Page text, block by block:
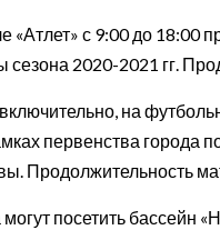
«Атлет» с 9:00 до
2020-2021 гг.
на
первенства города
Продолжительность
посетить бассейн